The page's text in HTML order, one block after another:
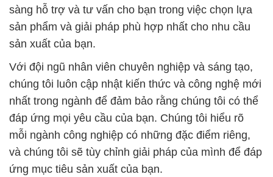
sàng hỗ trợ và tư vấn cho bạn trong việc chọn lựa
sản phẩm và giải pháp phù hợp nhất cho nhu cầu
sản xuất của bạn.
Với đội ngũ nhân viên chuyên nghiệp và sáng tạo,
chúng tôi luôn cập nhật kiến thức và công nghệ mới
nhất trong ngành để đảm bảo rằng chúng tôi có thể
đáp ứng mọi yêu cầu của bạn. Chúng tôi hiểu rõ
mỗi ngành công nghiệp có những đặc điểm riêng,
và chúng tôi sẽ tùy chỉnh giải pháp của mình để đáp
ứng mục tiêu sản xuất của bạn.